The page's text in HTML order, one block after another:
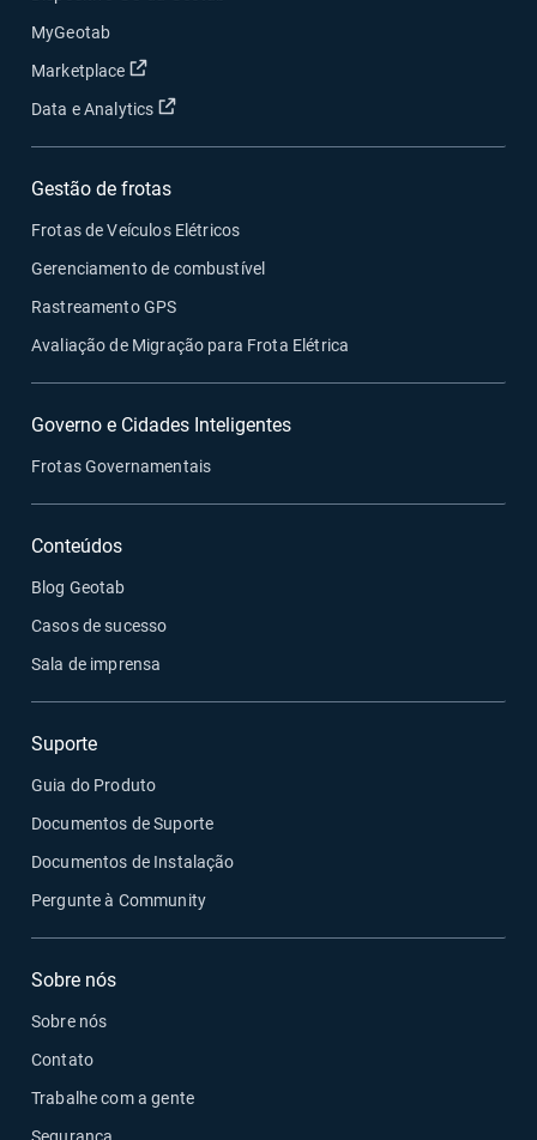
MyGeotab
Marketplace
Abrir em uma nova janela
Data e Analytics Abrir em uma nova janela
Gestão de frotas
Frotas de Veículos Elétricos
Gerenciamento de combustível
Rastreamento GPS
Avaliação de Migração para Frota Elétrica
Governo e Cidades Inteligentes
Frotas Governamentais
Conteúdos
Blog Geotab
Casos de sucesso
Sala de imprensa
Suporte
Guia do Produto
Documentos de Suporte
Documentos de Instalação
Pergunte à Community
Sobre nós
Sobre nós
Contato
Trabalhe com a gente
Segurança